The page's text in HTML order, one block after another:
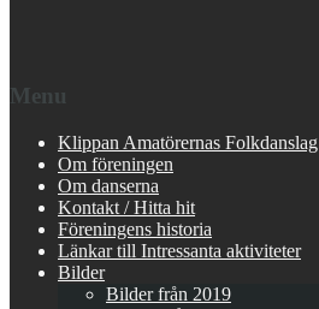
Menu
Klippan Amatörernas Folkdanslag
Om föreningen
Om danserna
Kontakt / Hitta hit
Föreningens historia
Länkar till Intressanta aktiviteter
Bilder
Bilder från 2019